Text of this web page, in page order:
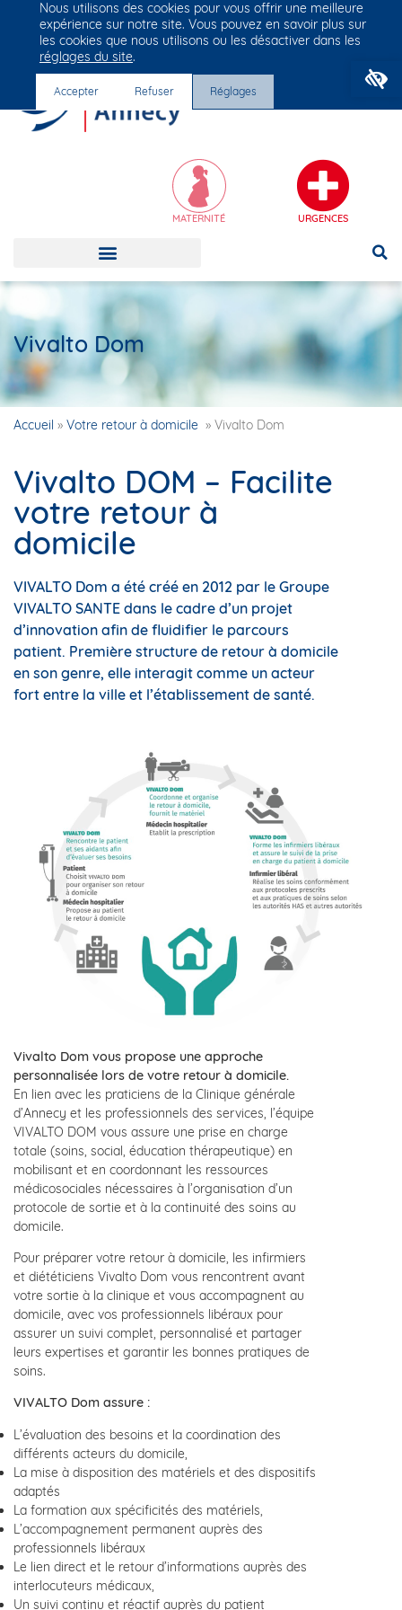
Groupe Vivalto Santé
Entre nous, la vie
MATERNITÉ URGENCES
Vivalto Dom
Accueil » Votre retour à domicile » Vivalto Dom
Vivalto DOM – Facilite
votre retour à
domicile
VIVALTO Dom a été créé en 2012 par le Groupe
VIVALTO SANTE dans le cadre d’un projet
d’innovation afin de fluidifier le parcours
patient. Première structure de retour à domicile
en son genre, elle interagit comme un acteur
fort entre la ville et l’établissement de santé.
Vivalto Dom vous propose une approche
personnalisée lors de votre retour à domicile.
En lien avec les praticiens de la Clinique générale
d’Annecy et les professionnels des services, l’équipe
VIVALTO DOM vous assure une prise en charge
totale (soins, social, éducation thérapeutique) en
mobilisant et en coordonnant les ressources
médicosociales nécessaires à l’organisation d’un
protocole de sortie et à la continuité des soins au
domicile.
Pour préparer votre retour à domicile, les infirmiers
et diététiciens Vivalto Dom vous rencontrent avant
votre sortie à la clinique et vous accompagnent au
domicile, avec vos professionnels libéraux pour
assurer un suivi complet, personnalisé et partager
leurs expertises et garantir les bonnes pratiques de
soins.
VIVALTO Dom assure :
L’évaluation des besoins et la coordination des
différents acteurs du domicile,
La mise à disposition des matériels et des dispositifs
adaptés
La formation aux spécificités des matériels,
L’accompagnement permanent auprès des
professionnels libéraux
Le lien direct et le retour d’informations auprès des
interlocuteurs médicaux,
Un suivi continu et réactif auprès du patient
Nous utilisons des cookies pour vous offrir une meilleure
expérience sur notre site. Vous pouvez en savoir plus sur
les cookies que nous utilisons ou les désactiver dans les
réglages du site.
Accepter Refuser Réglages